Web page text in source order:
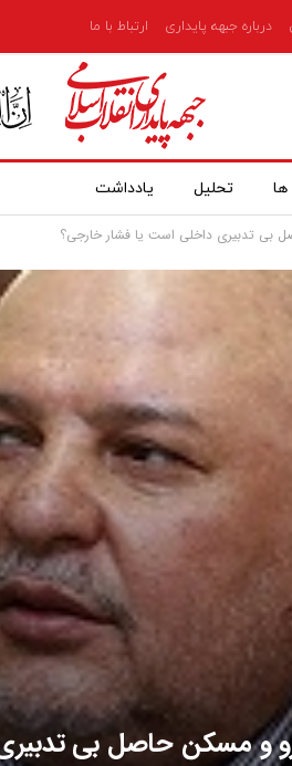
درباره جبهه پایداری ارتباط با ما
تحلیل یادداشت
بی تدبیری داخلی است یا فشار خارجی؟
و مسکن حاصل بی